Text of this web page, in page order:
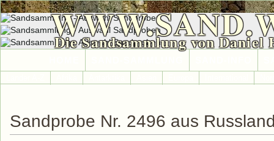
Die Sandsammlung von Daniel
Sandprobe Nr. 2496 aus